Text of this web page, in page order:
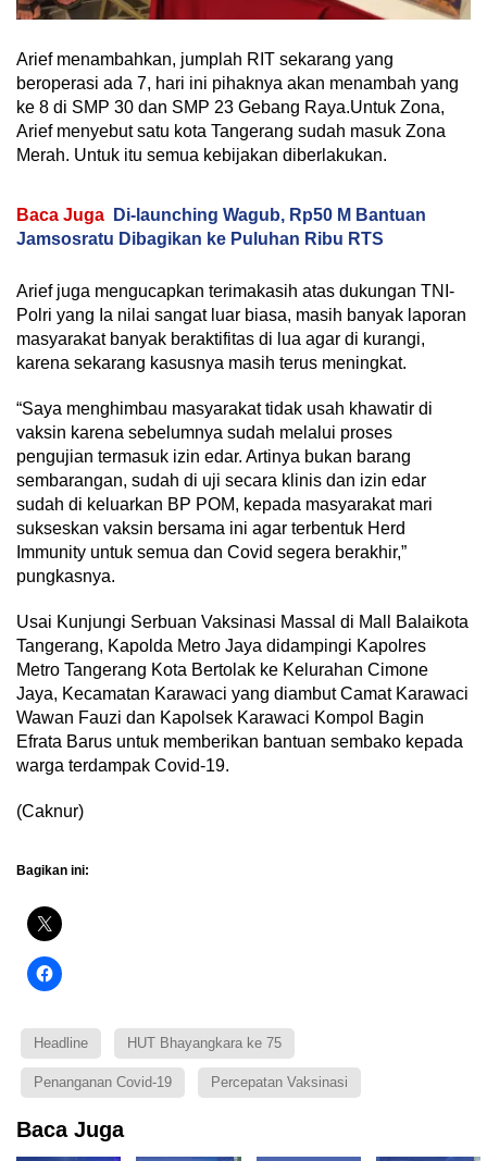
Arief menambahkan, jumplah RIT sekarang yang
beroperasi ada 7, hari ini pihaknya akan menambah yang
ke 8 di SMP 30 dan SMP 23 Gebang Raya.Untuk Zona,
Arief menyebut satu kota Tangerang sudah masuk Zona
Merah. Untuk itu semua kebijakan diberlakukan.
Baca Juga
Di-launching Wagub, Rp50 M Bantuan
Jamsosratu Dibagikan ke Puluhan Ribu RTS
Arief juga mengucapkan terimakasih atas dukungan TNI-
Polri yang Ia nilai sangat luar biasa, masih banyak laporan
masyarakat banyak beraktifitas di lua agar di kurangi,
karena sekarang kasusnya masih terus meningkat.
“Saya menghimbau masyarakat tidak usah khawatir di
vaksin karena sebelumnya sudah melalui proses
pengujian termasuk izin edar. Artinya bukan barang
sembarangan, sudah di uji secara klinis dan izin edar
sudah di keluarkan BP POM, kepada masyarakat mari
sukseskan vaksin bersama ini agar terbentuk Herd
Immunity untuk semua dan Covid segera berakhir,”
pungkasnya.
Usai Kunjungi Serbuan Vaksinasi Massal di Mall Balaikota
Tangerang, Kapolda Metro Jaya didampingi Kapolres
Metro Tangerang Kota Bertolak ke Kelurahan Cimone
Jaya, Kecamatan Karawaci yang diambut Camat Karawaci
Wawan Fauzi dan Kapolsek Karawaci Kompol Bagin
Efrata Barus untuk memberikan bantuan sembako kepada
warga terdampak Covid-19.
(Caknur)
Bagikan ini:
Headline HUT Bhayangkara ke 75
Penanganan Covid-19 Percepatan Vaksinasi
Baca Juga